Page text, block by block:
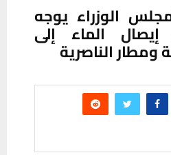
الوزراء يوجه
إيصال الماء إلى
ومطار الناصرية